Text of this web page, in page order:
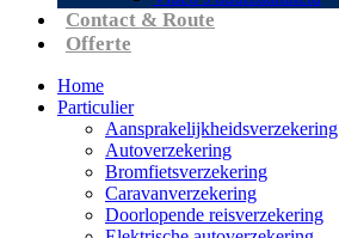
Contact & Route
Offerte
Home
Particulier
Aansprakelijkheidsverzekering
Autoverzekering
Bromfietsverzekering
Caravanverzekering
Doorlopende reisverzekering